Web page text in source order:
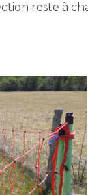
reste à